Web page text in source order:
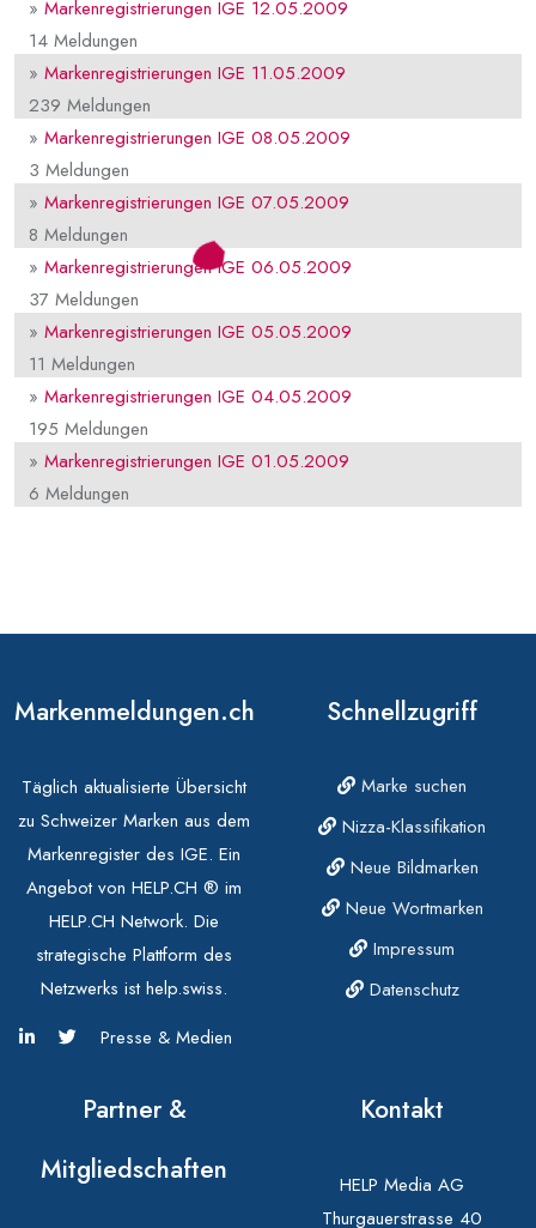
» Markenregistrierungen IGE 12.05.2009
14 Meldungen
» Markenregistrierungen IGE 11.05.2009
239 Meldungen
» Markenregistrierungen IGE 08.05.2009
3 Meldungen
» Markenregistrierungen IGE 07.05.2009
8 Meldungen
» Markenregistrierungen IGE 06.05.2009
37 Meldungen
» Markenregistrierungen IGE 05.05.2009
11 Meldungen
» Markenregistrierungen IGE 04.05.2009
195 Meldungen
» Markenregistrierungen IGE 01.05.2009
6 Meldungen
Markenmeldungen.ch
Täglich aktualisierte Übersicht
zu Schweizer Marken aus dem
Markenregister des IGE. Ein
Angebot von HELP.CH ® im
HELP.CH Network. Die
strategische Plattform des
Netzwerks ist help.swiss.
Presse & Medien
Schnellzugriff
Marke suchen
Nizza-Klassifikation
Neue Bildmarken
Neue Wortmarken
Impressum
Datenschutz
Partner &
Mitgliedschaften
Kontakt
HELP Media AG
Thurgauerstrasse 40